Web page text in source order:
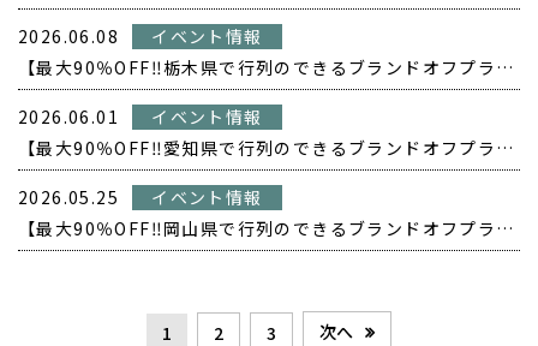
2026.06.08
イベント情報
【最大90％OFF‼️栃木県で行列のできるブランドオフプライス POPUP開催❗️】
2026.06.01
イベント情報
【最大90％OFF‼️愛知県で行列のできるブランドオフプライス POPUP開催❗️】
2026.05.25
イベント情報
【最大90％OFF‼️岡山県で行列のできるブランドオフプライス POPUP開催❗️】
1 2 3 次へ